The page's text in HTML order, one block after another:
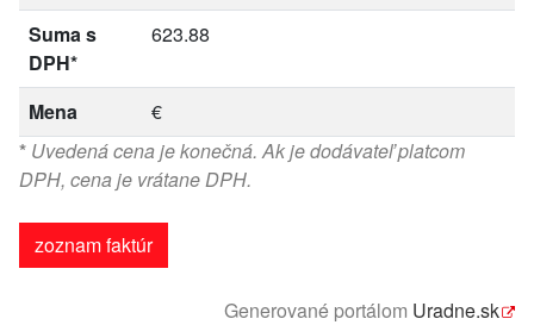
Suma s
DPH*
623.88
Mena
€
* Uvedená cena je konečná. Ak je dodávateľ platcom
DPH, cena je vrátane DPH.
zoznam faktúr
Generované portálom Uradne.sk